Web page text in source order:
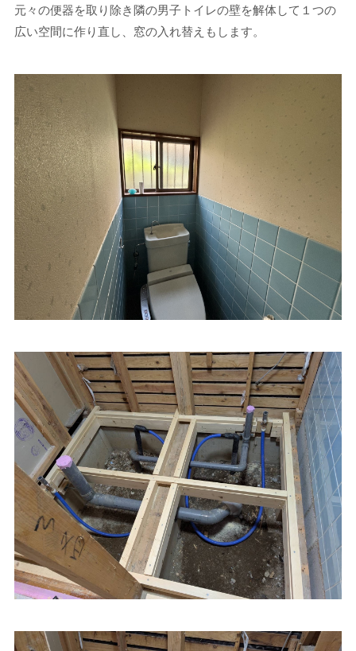
元々の便器を取り除き隣の男子トイレの壁を解体して１つの
広い空間に作り直し、窓の入れ替えもします。